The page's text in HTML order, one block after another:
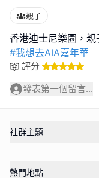
親子
#我想去AIA嘉年華
評分
發表第一個留言...
社群主題
熱門地點